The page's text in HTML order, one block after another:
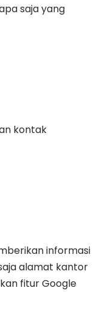
saja yang
kontak
informasi
alamat kantor
fitur Google